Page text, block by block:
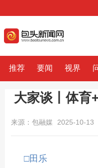
推荐 要闻 视界
大家谈丨体育
来源：包融媒 2025-10-13
□田乐